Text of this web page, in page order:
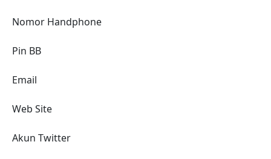
Nomor Handphone
Pin BB
Email
Web Site
Akun Twitter